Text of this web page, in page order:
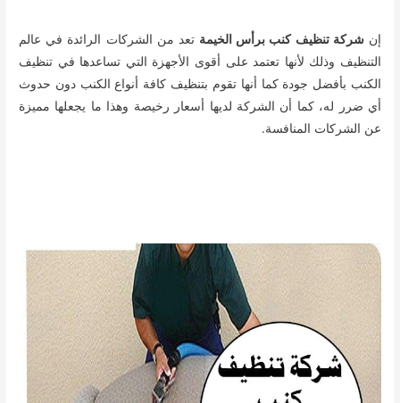
إنشركة تنظيف كنب برأس الخيمة تعد من الشركات الرائدة في عالم
التنظيف وذلك لأنها تعتمد على أقوى الأجهزة التي تساعدها في تنظيف
الكنب بأفضل جودة كما أنها تقوم بتنظيف كافة أنواع الكنب دون حدوث
أي ضرر له، كما أن الشركة لديها أسعار رخيصة وهذا ما يجعلها مميزة
عن الشركات المنافسة.